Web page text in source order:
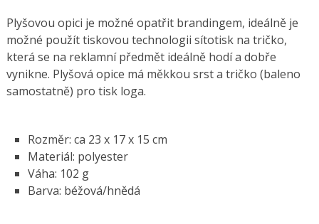
Plyšovou opici je možné opatřit brandingem, ideálně je
možné použít tiskovou technologii sítotisk na tričko,
která se na reklamní předmět ideálně hodí a dobře
vynikne. Plyšová opice má měkkou srst a tričko (baleno
samostatně) pro tisk loga.
Rozměr: ca 23 x 17 x 15 cm
Materiál: polyester
Váha: 102 g
Barva: béžová/hnědá